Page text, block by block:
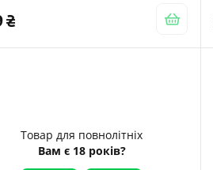
Товар для повнолітніх
Вам є 18 років?